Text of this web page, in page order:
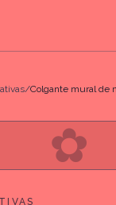
/Colgante mural de
✿